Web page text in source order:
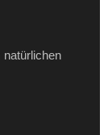
natürlichen